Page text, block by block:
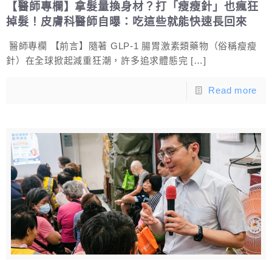
【醫師專欄】拿髮量換身材？打「瘦瘦針」也瘋狂
掉髮！皮膚科醫師自曝：吃這些就能快速長回來
醫師專欄 【前言】隨著 GLP-1 腸胃激素類藥物（俗稱瘦瘦
針）在全球掀起減重狂潮，許多追求體態完 […]
Read more